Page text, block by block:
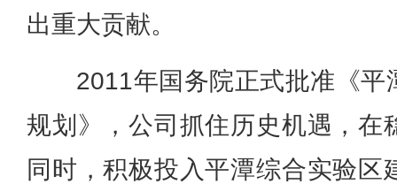
出重大贡献。
2011年国务院正式批准《平
规划》，公司抓住历史机遇，在
同时，积极投入平潭综合实验区